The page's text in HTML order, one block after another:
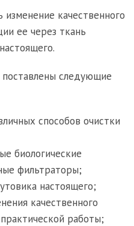
качественного
ее через ткань
следующие
способов очистки
биологические
фильтраторы;
настоящего;
качественного
работы;